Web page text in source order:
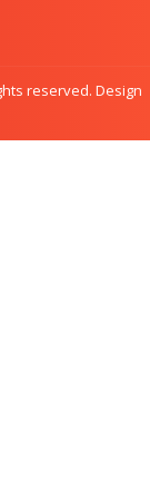
reserved. Design